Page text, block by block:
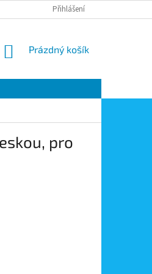
MOJE OBJEDNÁVKA
Přihlášení
NÁKUPNÍ
Prázdný košík
pro